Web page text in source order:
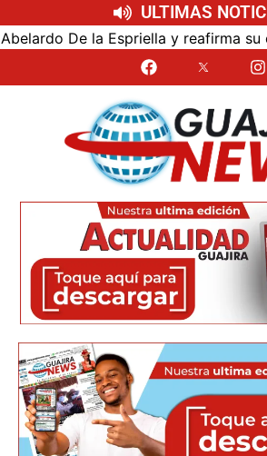
ULTIMAS
y reafirma su cercanía con el